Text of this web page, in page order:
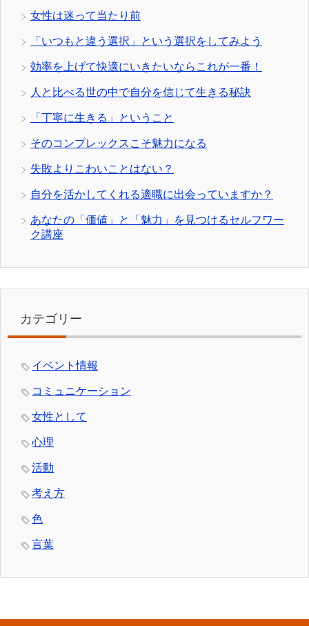
女性は迷って当たり前
「いつもと違う選択」という選択をしてみよう
効率を上げて快適にいきたいならこれが一番！
人と比べる世の中で自分を信じて生きる秘訣
「丁寧に生きる」ということ
そのコンプレックスこそ魅力になる
失敗よりこわいことはない？
自分を活かしてくれる適職に出会っていますか？
あなたの「価値」と「魅力」を見つけるセルフワー
ク講座
カテゴリー
イベント情報
コミュニケーション
女性として
心理
活動
考え方
色
言葉